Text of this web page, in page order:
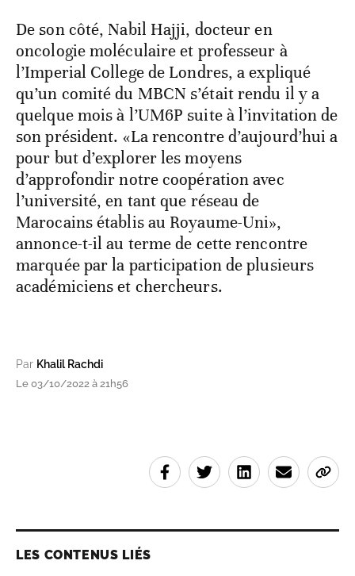
De son côté, Nabil Hajji, docteur en
oncologie moléculaire et professeur à
l’Imperial College de Londres, a expliqué
qu’un comité du MBCN s’était rendu il y a
quelque mois à l’UM6P suite à l’invitation de
son président. «La rencontre d’aujourd’hui a
pour but d’explorer les moyens
d’approfondir notre coopération avec
l’université, en tant que réseau de
Marocains établis au Royaume-Uni»,
annonce-t-il au terme de cette rencontre
marquée par la participation de plusieurs
académiciens et chercheurs.
Par Khalil Rachdi
Le 03/10/2022 à 21h56
LES CONTENUS LIÉS